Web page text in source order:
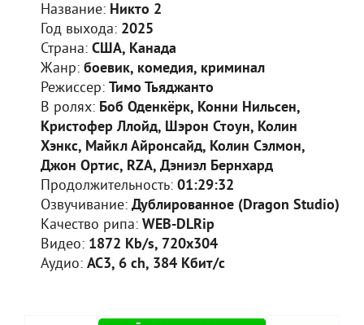
Название: Никто 2
Год выхода: 2025
Страна: США, Канада
Жанр: боевик, комедия, криминал
Режиссер: Тимо Тьяджанто
В ролях: Боб Оденкёрк, Конни Нильсен,
Кристофер Ллойд, Шэрон Стоун, Колин
Хэнкс, Майкл Айронсайд, Колин Сэлмон,
Джон Ортис, RZA, Дэниэл Бернхард
Продолжительность: 01:29:32
Озвучивание: Дублированное (Dragon Studio)
Качество рипа: WEB-DLRip
Видео: 1872 Kb/s, 720x304
Аудио: AC3, 6 ch, 384 Кбит/с